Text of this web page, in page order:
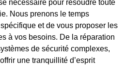
nécessaire pour résoudre toute
Nous prenons le temps
et de vous proposer les
à vos besoins. De la réparation
de sécurité complexes,
une tranquillité d’esprit